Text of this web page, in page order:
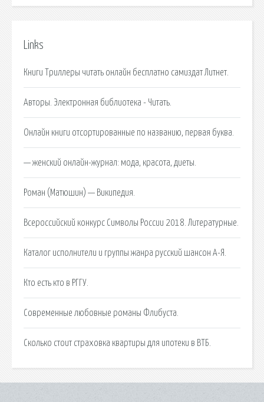
Links
Книги Триллеры читать онлайн бесплатно самиздат Литнет.
Авторы. Электронная библиотека - Читать.
Онлайн книги отсортированные по названию, первая буква.
— женский онлайн-журнал: мода, красота, диеты.
Роман (Матюшин) — Википедия.
Всероссийский конкурс Символы России 2018. Литературные.
Каталог исполнители и группы жанра русский шансон А-Я.
Кто есть кто в РГГУ.
Современные любовные романы Флибуста.
Сколько стоит страховка квартиры для ипотеки в ВТБ.